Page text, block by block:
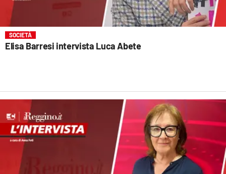
SOCIETÀ
Elisa Barresi intervista Luca Abete